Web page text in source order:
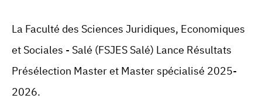
La Faculté des Sciences Juridiques, Economiques
et Sociales - Salé (FSJES Salé) Lance Résultats
Présélection Master et Master spécialisé 2025-
2026.